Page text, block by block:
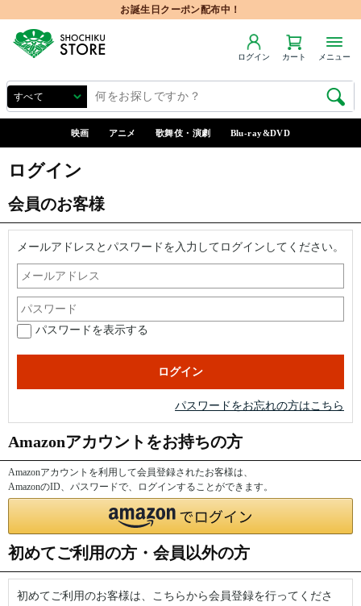
お誕生日クーポン配布中！
ログイン カート メニュー
映画 アニメ 歌舞伎・演劇 Blu-ray&DVD
ログイン
会員のお客様
メールアドレスとパスワードを入力してログインしてください。
パスワードを表示する
パスワードをお忘れの方はこちら
Amazonアカウントをお持ちの方
Amazonアカウントを利用して会員登録されたお客様は、
AmazonのID、パスワードで、ログインすることができます。
初めてご利用の方・会員以外の方
初めてご利用のお客様は、こちらから会員登録を行ってくださ